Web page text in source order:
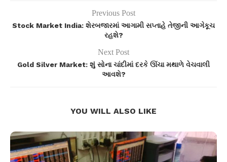
Previous Post
Stock Market India: શેરબજારમાં આગામી સપ્તાહે તેજીની આગેકૂચ
રહશે?
Next Post
Gold Silver Market: શું સોના ચાંદીમાં દરકે ઊંચા મથાળે વેચવાલી
આવશે?
YOU WILL ALSO LIKE